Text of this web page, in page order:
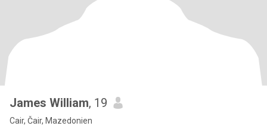
James William, 19
Cair, Čair, Mazedonien